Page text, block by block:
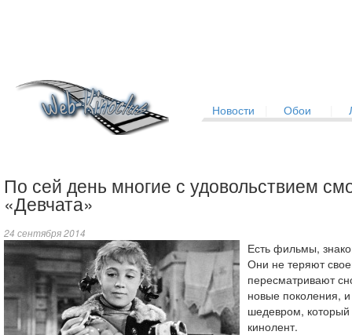
Новости Обои
По сей день многие с удовольствием
«Девчата»
24 сентября 2014
Есть фильмы,
Они не теряют
пересматривают
новые поколения,
шедевром, который
кинолент.